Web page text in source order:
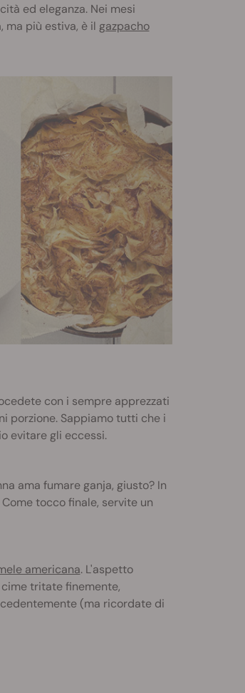
ed eleganza. Nei mesi
ma più estiva, è il gazpacho
con i sempre apprezzati
porzione. Sappiamo tutti che i
evitare gli eccessi.
ama fumare ganja, giusto? In
tocco finale, servite un
americana. L'aspetto
tritate finemente,
(ma ricordate di